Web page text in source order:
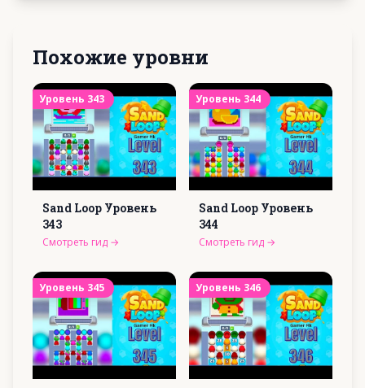
Похожие уровни
Уровень 343
Sand Loop Уровень
343
Смотреть гид →
Уровень 344
Sand Loop Уровень
344
Смотреть гид →
Уровень 345 Уровень 346